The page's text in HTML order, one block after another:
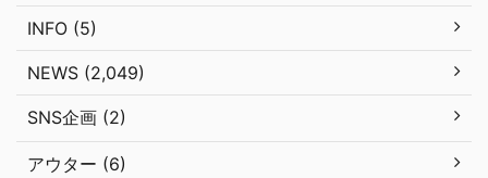
INFO (5)
NEWS (2,049)
SNS企画 (2)
アウター (6)